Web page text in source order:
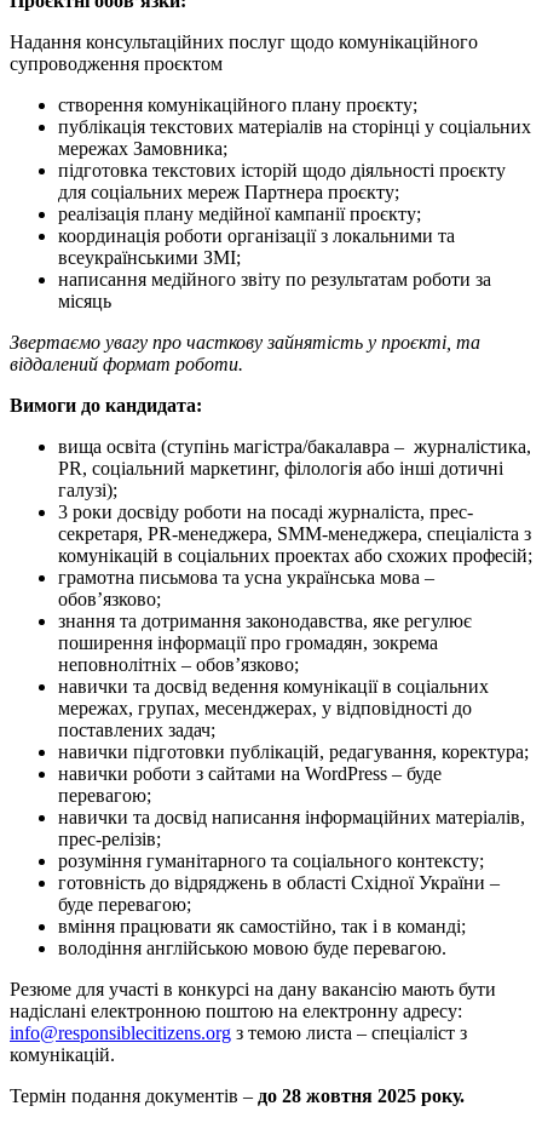
Надання консультаційних послуг щодо комунікаційного
супроводження проєктом
створення комунікаційного плану проєкту;
публікація текстових матеріалів на сторінці у соціальних
мережах Замовника;
підготовка текстових історій щодо діяльності проєкту
для соціальних мереж Партнера проєкту;
реалізація плану медійної кампанії проєкту;
координація роботи організації з локальними та
всеукраїнськими ЗМІ;
написання медійного звіту по результатам роботи за
місяць
Звертаємо увагу про часткову зайнятість у проєкті, та
віддалений формат роботи.
Вимоги до кандидата:
вища освіта (ступінь магістра/бакалавра – журналістика,
PR, соціальний маркетинг, філологія або інші дотичні
галузі);
3 роки досвіду роботи на посаді журналіста, прес-
секретаря, PR-менеджера, SMM-менеджера, спеціаліста з
комунікацій в соціальних проектах або схожих професій;
грамотна письмова та усна українська мова –
обов’язково;
знання та дотримання законодавства, яке регулює
поширення інформації про громадян, зокрема
неповнолітніх – обов’язково;
навички та досвід ведення комунікації в соціальних
мережах, групах, месенджерах, у відповідності до
поставлених задач;
навички підготовки публікацій, редагування, коректура;
навички роботи з сайтами на WordPress – буде
перевагою;
навички та досвід написання інформаційних матеріалів,
прес-релізів;
розуміння гуманітарного та соціального контексту;
готовність до відряджень в області Східної України –
буде перевагою;
вміння працювати як самостійно, так і в команді;
володіння англійською мовою буде перевагою.
Резюме для участі в конкурсі на дану вакансію мають бути
надіслані електронною поштою на електронну адресу:
info@responsiblecitizens.org з темою листа – спеціаліст з
комунікацій.
Термін подання документів – до 28 жовтня 2025 року.